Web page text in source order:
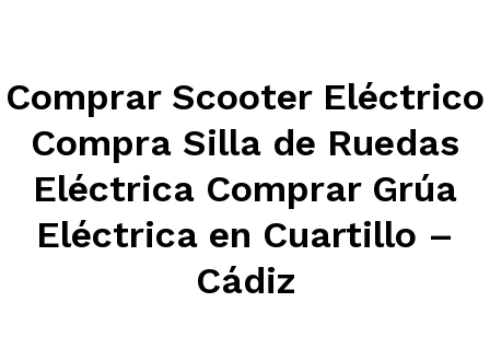
Comprar Scooter Eléctrico
Compra Silla de Ruedas
Eléctrica Comprar Grúa
Eléctrica en Cuartillo –
Cádiz